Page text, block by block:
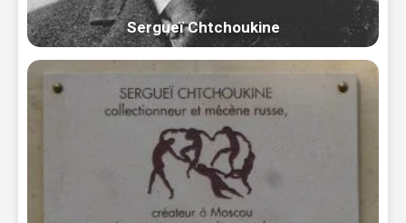
Sergueï Chtchoukine